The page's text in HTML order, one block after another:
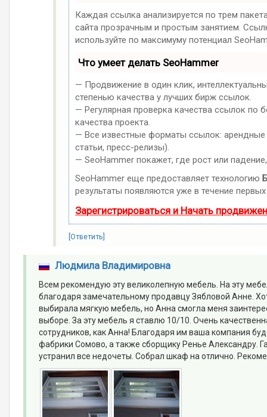
Каждая ссылка анализируется по трем
сайта прозрачным и простым занятием.
используйте по максимуму потенциал
Что умеет делать SeoHammer
— Продвижение в один клик,
степенью качества у лучших бирж ссылок.
— Регулярная проверка качества ссылок по
качества проекта.
— Все известные форматы ссылок:
статьи, пресс-релизы).
— SeoHammer покажет, где рост или
SeoHammer еще предоставляет технологию
результаты появляются уже в течение
Зарегистрироваться и Начать
[Ответить]
Людмила Владимировна
Всем рекомендую эту великолепную мебель. На эту
благодаря замечательному продавцу Зябловой Анне.
выбирала мягкую мебель, но Анна смогла меня
выборе. За эту мебель я ставлю 10/10. Очень
сотрудников, как Анна! Благодаря им ваша компания
фабрики Сомово, а также сборщику Ренье Александру.
устранил все недочеты. Собрал шкаф на отлично.